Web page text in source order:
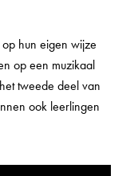
hun eigen wijze
op een muzikaal
tweede deel van
ook leerlingen